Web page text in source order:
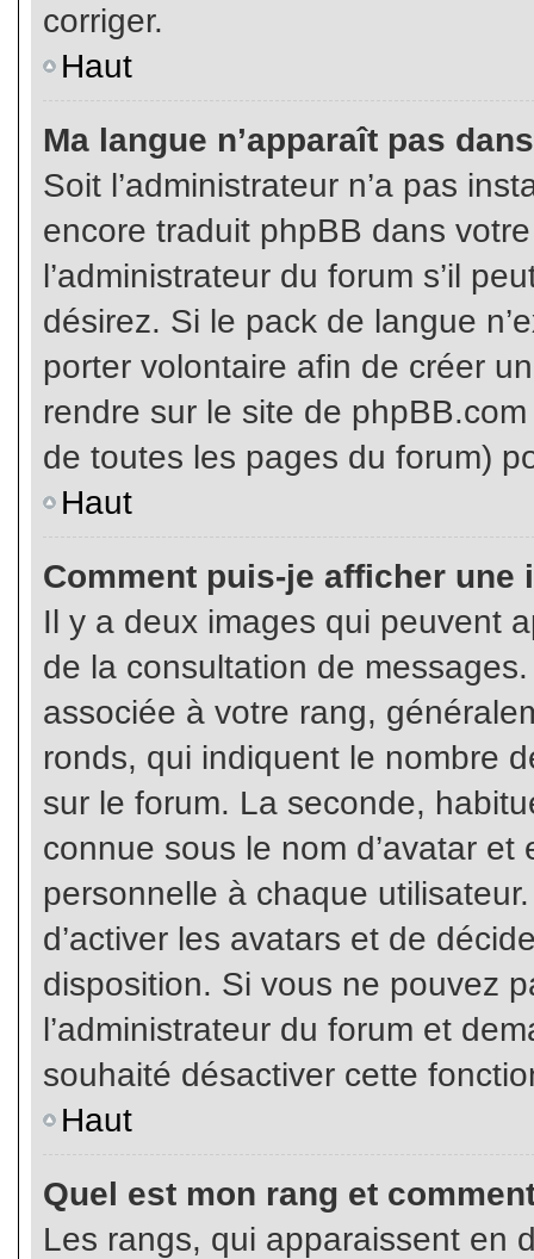
corriger.
Haut
Ma langue n’apparaît pas
Soit l’administrateur n’a pas
encore traduit phpBB dans
l’administrateur du forum s’il
désirez. Si le pack de langue
porter volontaire afin de créer
rendre sur le site de
de toutes les pages du forum)
Haut
Comment puis-je afficher une
Il y a deux images qui peuvent
de la consultation de
associée à votre rang,
ronds, qui indiquent le nombre
sur le forum. La seconde,
connue sous le nom d’avatar
personnelle à chaque
d’activer les avatars et de
disposition. Si vous ne pouvez
l’administrateur du forum et
souhaité désactiver cette
Haut
Quel est mon rang et
Les rangs, qui apparaissent en